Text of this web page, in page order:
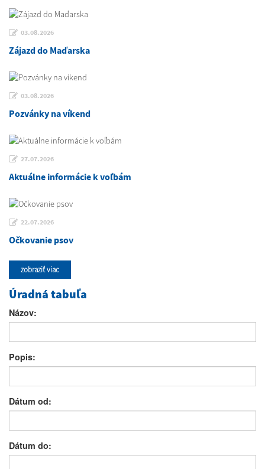
03.08.2026
Zájazd do Maďarska
03.08.2026
Pozvánky na víkend
27.07.2026
Aktuálne informácie k voľbám
22.07.2026
Očkovanie psov
zobraziť viac
Úradná tabuľa
Názov:
Popis:
Dátum od:
Dátum do: